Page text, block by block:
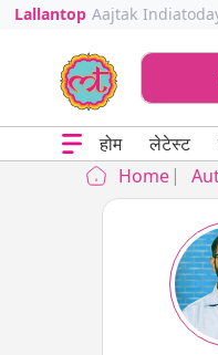
Lallantop Aajtak
होम लेटेस्ट
Home